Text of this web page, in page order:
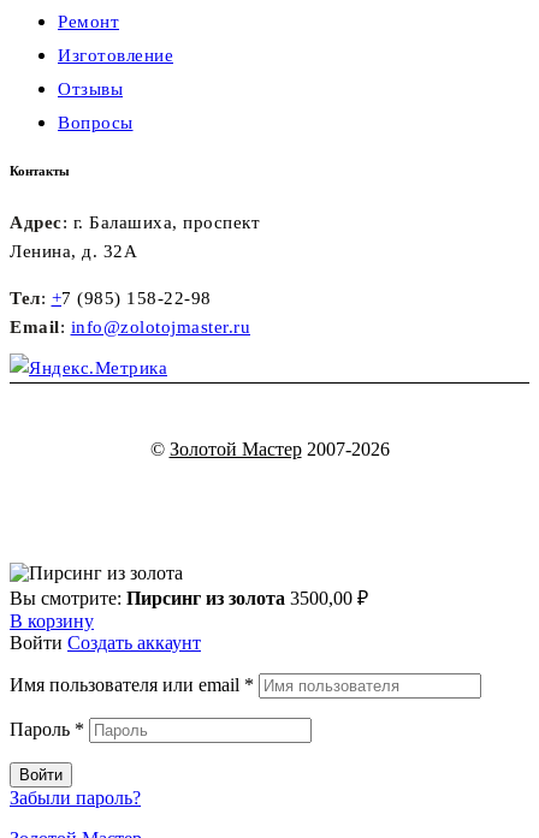
Ремонт
Изготовление
Отзывы
Вопросы
Контакты
Адрес: г. Балашиха, проспект
Ленина, д. 32А
Тел: +7 (985) 158-22-98
Email: info@zolotojmaster.ru
© Золотой Мастер2007-2026
Вы смотрите: Пирсинг из золота 3500,00 ₽
В корзину
Войти Создать аккаунт
Имя пользователя или email *
Пароль *
Войти
Забыли пароль?